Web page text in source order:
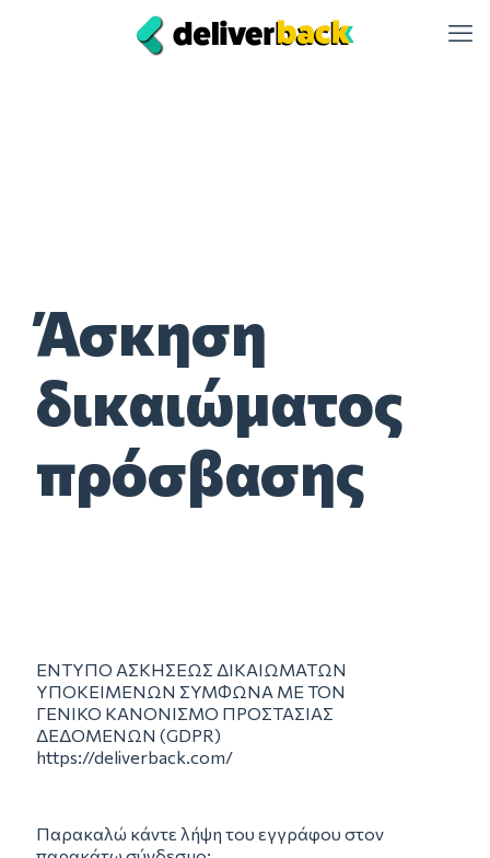
Άσκηση
δικαιώματος
πρόσβασης
ΕΝΤΥΠΟ ΑΣΚΗΣΕΩΣ ΔΙΚΑΙΩΜΑΤΩΝ
ΥΠΟΚΕΙΜΕΝΩΝ ΣΥΜΦΩΝΑ ΜΕ ΤΟΝ
ΓΕΝΙΚΟ ΚΑΝΟΝΙΣΜΟ ΠΡΟΣΤΑΣΙΑΣ
ΔΕΔΟΜΕΝΩΝ (GDPR)
https://deliverback.com/
Παρακαλώ κάντε λήψη του εγγράφου στον